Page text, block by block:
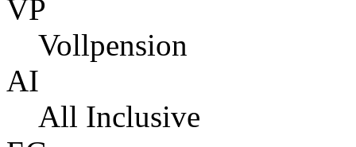
VP
Vollpension
AI
All Inclusive